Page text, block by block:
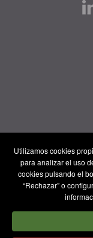
Utilizamos cookies
para analizar el uso
cookies pulsando el
“Rechazar” o